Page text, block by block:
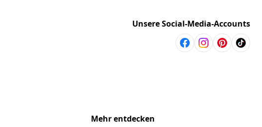
Unsere Social-Media-Accounts
Mehr entdecken